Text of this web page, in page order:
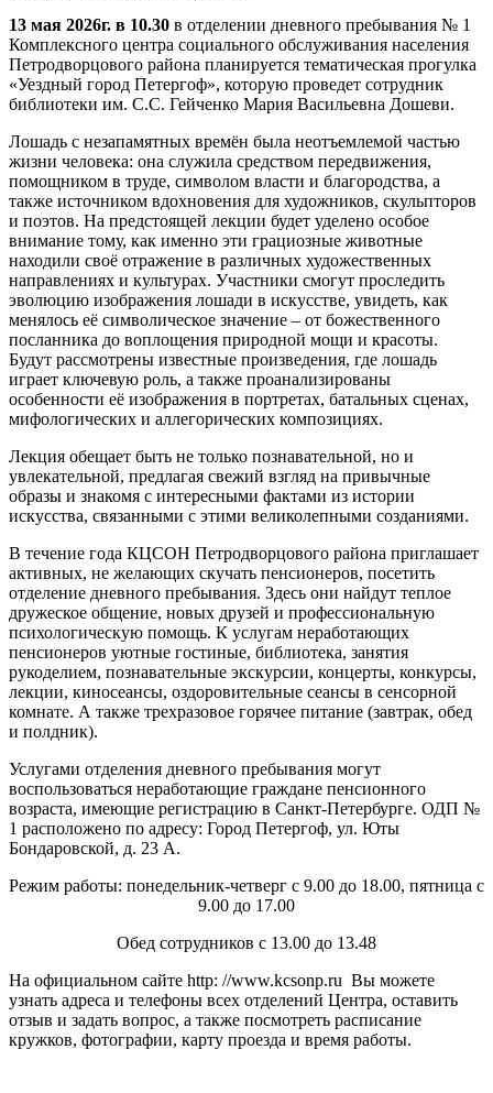
13 мая 2026г. в 10.30 в отделении дневного пребывания № 1
Комплексного центра социального обслуживания населения
Петродворцового района планируется тематическая прогулка
«Уездный город Петергоф», которую проведет сотрудник
библиотеки им. С.С. Гейченко Мария Васильевна Дошеви.
Лошадь с незапамятных времён была неотъемлемой частью
жизни человека: она служила средством передвижения,
помощником в труде, символом власти и благородства, а
также источником вдохновения для художников, скульпторов
и поэтов. На предстоящей лекции будет уделено особое
внимание тому, как именно эти грациозные животные
находили своё отражение в различных художественных
направлениях и культурах. Участники смогут проследить
эволюцию изображения лошади в искусстве, увидеть, как
менялось её символическое значение – от божественного
посланника до воплощения природной мощи и красоты.
Будут рассмотрены известные произведения, где лошадь
играет ключевую роль, а также проанализированы
особенности её изображения в портретах, батальных сценах,
мифологических и аллегорических композициях.
Лекция обещает быть не только познавательной, но и
увлекательной, предлагая свежий взгляд на привычные
образы и знакомя с интересными фактами из истории
искусства, связанными с этими великолепными созданиями.
В течение года КЦСОН Петродворцового района приглашает
активных, не желающих скучать пенсионеров, посетить
отделение дневного пребывания. Здесь они найдут теплое
дружеское общение, новых друзей и профессиональную
психологическую помощь. К услугам неработающих
пенсионеров уютные гостиные, библиотека, занятия
рукоделием, познавательные экскурсии, концерты, конкурсы,
лекции, киносеансы, оздоровительные сеансы в сенсорной
комнате. А также трехразовое горячее питание (завтрак, обед
и полдник).
Услугами отделения дневного пребывания могут
воспользоваться неработающие граждане пенсионного
возраста, имеющие регистрацию в Санкт-Петербурге. ОДП №
1 расположено по адресу: Город Петергоф, ул. Юты
Бондаровской, д. 23 А.
Режим работы: понедельник-четверг с 9.00 до 18.00, пятница с
9.00 до 17.00
Обед сотрудников с 13.00 до 13.48
На официальном сайте http: //www.kcsonp.ru Вы можете
узнать адреса и телефоны всех отделений Центра, оставить
отзыв и задать вопрос, а также посмотреть расписание
кружков, фотографии, карту проезда и время работы.